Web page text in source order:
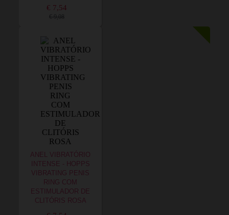
€ 7,54
€ 9,08
ANEL VIBRATÓRIO
INTENSE - HOPPS
VIBRATING PENIS
RING COM
ESTIMULADOR DE
CLITÓRIS ROSA